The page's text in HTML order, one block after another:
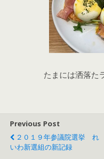
たまには洒落た
Previous Post
２０１９年参議院選挙 れ
いわ新選組の新記録